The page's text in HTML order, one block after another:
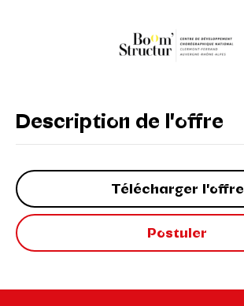
Description de l'offre
Télécharger l'offre
Postuler